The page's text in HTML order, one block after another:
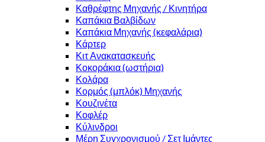
Καθρέφτης Μηχανής / Κινητήρα
Καπάκια Βαλβίδων
Καπάκια Μηχανής (κεφαλάρια)
Κάρτερ
Κιτ Ανακατασκευής
Κοκοράκια (ωστήρια)
Κολάρα
Κορμός (μπλόκ) Μηχανής
Κουζινέτα
Κοφλέρ
Κύλινδροι
Μέρη Συγχρονισμού / Σετ Ιμάντες